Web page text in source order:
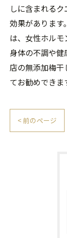
しに含まれる
効果があります
は、女性ホルモ
身体の不調や
店の無添加梅
てお勧めできま
< 前のページ